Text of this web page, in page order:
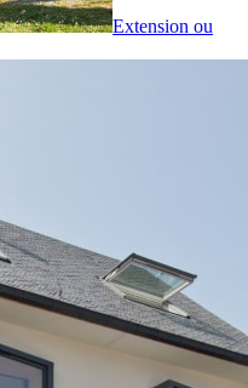
Extension ou